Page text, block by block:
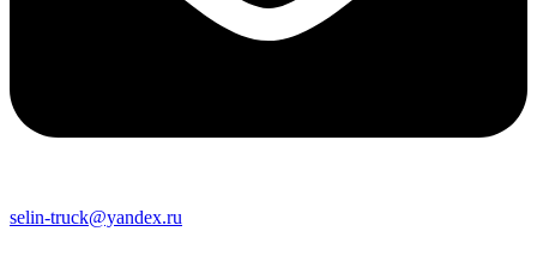
selin-truck@yandex.ru